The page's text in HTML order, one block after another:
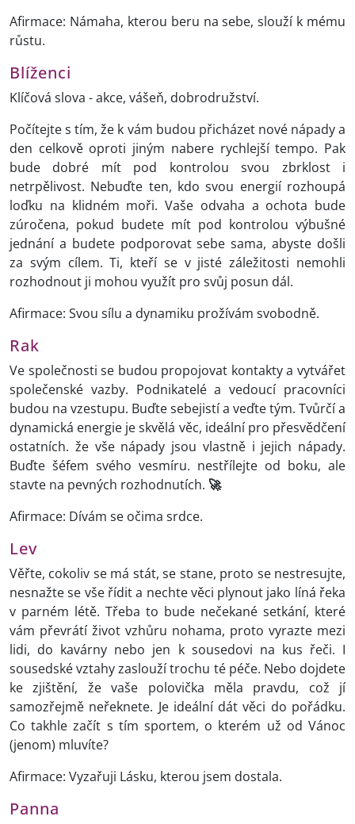
Afirmace: Námaha, kterou beru na sebe, slouží k mému
růstu.
Blíženci
Klíčová slova - akce, vášeň, dobrodružství.
Počítejte s tím, že k vám budou přicházet nové nápady a
den celkově oproti jiným nabere rychlejší tempo. Pak
bude dobré mít pod kontrolou svou zbrklost i
netrpělivost. Nebuďte ten, kdo svou energií rozhoupá
loďku na klidném moři. Vaše odvaha a ochota bude
zúročena, pokud budete mít pod kontrolou výbušné
jednání a budete podporovat sebe sama, abyste došli
za svým cílem. Ti, kteří se v jisté záležitosti nemohli
rozhodnout ji mohou využít pro svůj posun dál.
Afirmace: Svou sílu a dynamiku prožívám svobodně.
Rak
Ve společnosti se budou propojovat kontakty a vytvářet
společenské vazby. Podnikatelé a vedoucí pracovníci
budou na vzestupu. Buďte sebejistí a veďte tým. Tvůrčí a
dynamická energie je skvělá věc, ideální pro přesvědčení
ostatních. že vše nápady jsou vlastně i jejich nápady.
Buďte šéfem svého vesmíru. nestřílejte od boku, ale
stavte na pevných rozhodnutích. 🚀
Afirmace: Dívám se očima srdce.
Lev
Věřte, cokoliv se má stát, se stane, proto se nestresujte,
nesnažte se vše řídit a nechte věci plynout jako líná řeka
v parném létě. Třeba to bude nečekané setkání, které
vám převrátí život vzhůru nohama, proto vyrazte mezi
lidi, do kavárny nebo jen k sousedovi na kus řeči. I
sousedské vztahy zaslouží trochu té péče. Nebo dojdete
ke zjištění, že vaše polovička měla pravdu, což jí
samozřejmě neřeknete. Je ideální dát věci do pořádku.
Co takhle začít s tím sportem, o kterém už od Vánoc
(jenom) mluvíte?
Afirmace: Vyzařuji Lásku, kterou jsem dostala.
Panna